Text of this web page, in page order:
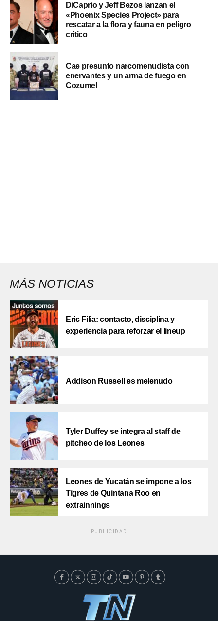
DiCaprio y Jeff Bezos lanzan el
«Phoenix Species Project» para
rescatar a la flora y fauna en peligro
crítico
Cae presunto narcomenudista con
enervantes y un arma de fuego en
Cozumel
MÁS NOTICIAS
Eric Filia: contacto, disciplina y
experiencia para reforzar el lineup
Addison Russell es melenudo
Tyler Duffey se integra al staff de
pitcheo de los Leones
Leones de Yucatán se impone a los
Tigres de Quintana Roo en
extrainnings
PUBLICIDAD